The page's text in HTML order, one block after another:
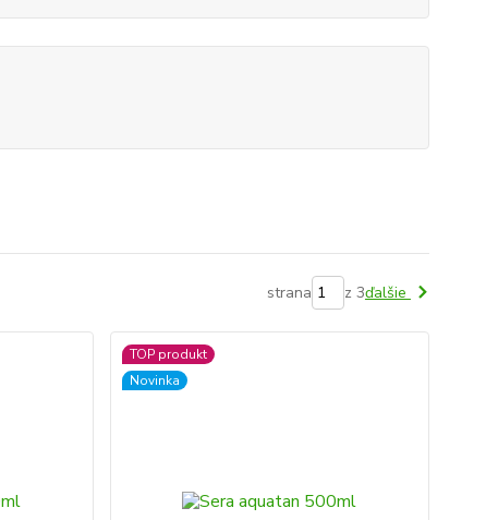
strana z 3ďalšie
TOP produkt
Novinka